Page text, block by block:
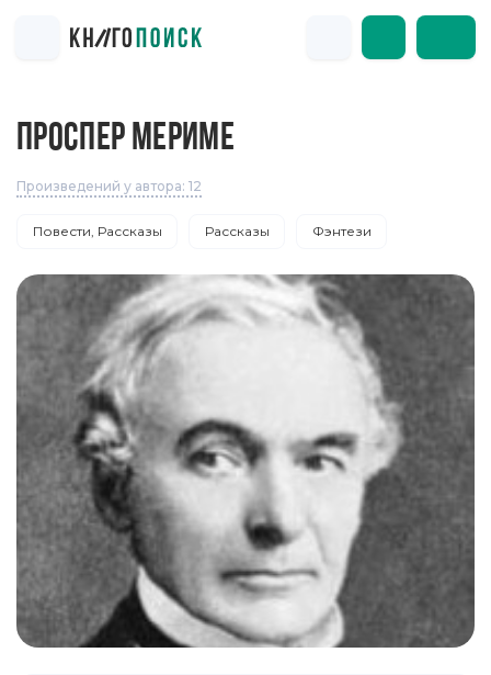
ПРОСПЕР МЕРИМЕ
Произведений у автора: 12
Повести, Рассказы Рассказы Фэнтези